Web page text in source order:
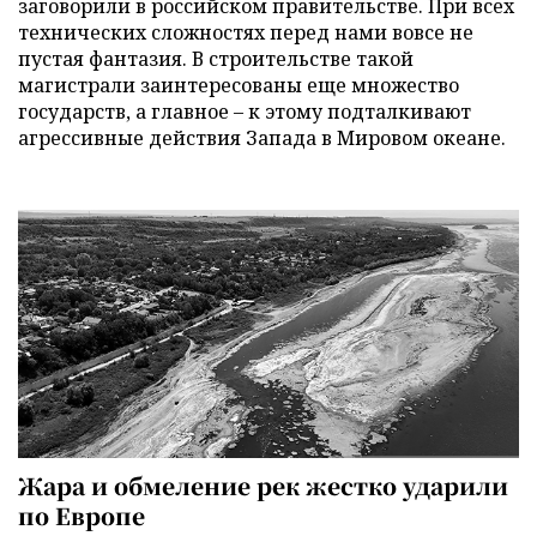
заговорили в российском правительстве. При всех
технических сложностях перед нами вовсе не
пустая фантазия. В строительстве такой
магистрали заинтересованы еще множество
государств, а главное – к этому подталкивают
агрессивные действия Запада в Мировом океане.
Жара и обмеление рек жестко ударили
по Европе